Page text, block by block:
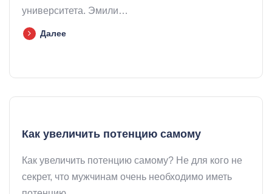
университета. Эмили…
Далее
Как увеличить потенцию самому
Как увеличить потенцию самому? Не для кого не
секрет, что мужчинам очень необходимо иметь